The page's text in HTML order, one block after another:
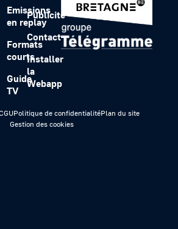
Emissions
en replay
Formats
courts
Guide
TV
Publicité
Contact
Installer
la
Webapp
Politique de confidentialitéPlan du site
Gestion des cookies